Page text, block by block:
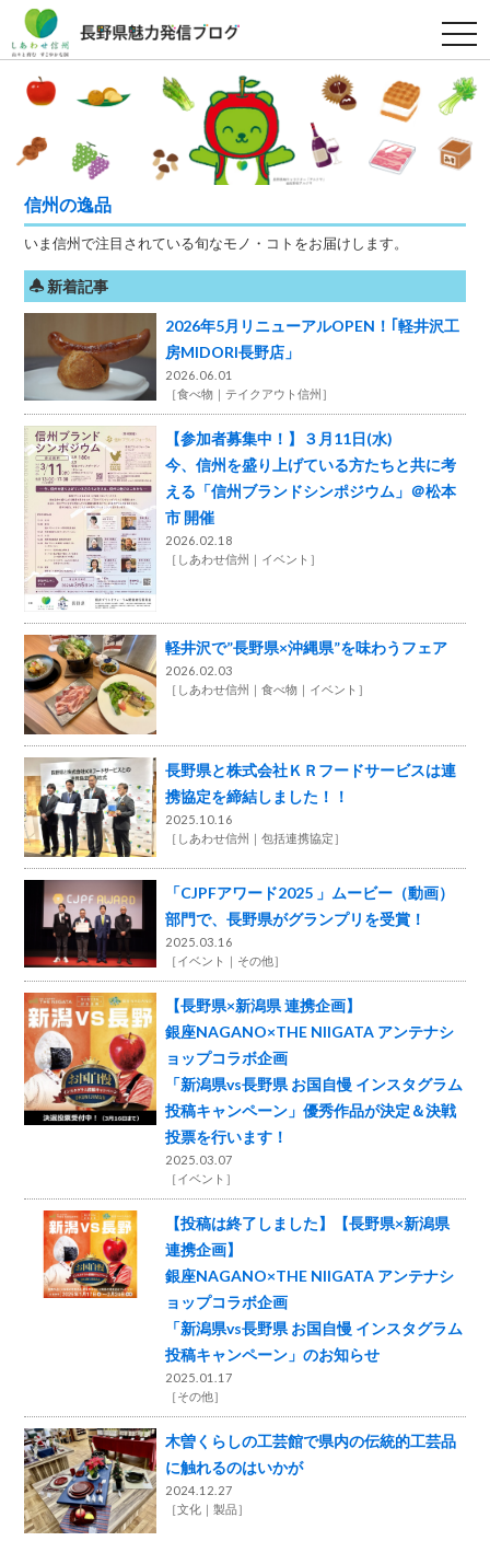
t
o
g
g
l
a
v
t
n
信州の逸品
いま信州で注目されている旬なモノ・コトをお届けします。
新着記事
2026年5月リニューアルOPEN！｢軽井沢工
房MIDORI長野店」
2026.06.01
［食べ物 テイクアウト信州］
【参加者募集中！】３月11日(水)
今、信州を盛り上げている方たちと共に考
える「信州ブランドシンポジウム」＠松本
市 開催
2026.02.18
［ しあわせ信州 イベント ］
軽井沢で”長野県×沖縄県”を味わうフェア
2026.02.03
［ しあわせ信州 食べ物 イベント ］
長野県と株式会社ＫＲフードサービスは連
携協定を締結しました！！
2025.10.16
［ しあわせ信州 包括連携協定］
「CJPFアワード2025 」ムービー（動画）
部門で、長野県がグランプリを受賞！
2025.03.16
［イベント その他］
【長野県×新潟県 連携企画】
銀座NAGANO×THE NIIGATA アンテナシ
ョップコラボ企画
「新潟県vs長野県 お国自慢 インスタグラム
投稿キャンペーン」優秀作品が決定＆決戦
投票を行います！
2025.03.07
［イベント ］
【投稿は終了しました】【長野県×新潟県
連携企画】
銀座NAGANO×THE NIIGATA アンテナシ
ョップコラボ企画
「新潟県vs長野県 お国自慢 インスタグラム
投稿キャンペーン」のお知らせ
2025.01.17
［その他］
木曽くらしの工芸館で県内の伝統的工芸品
に触れるのはいかが
2024.12.27
［文化 製品］